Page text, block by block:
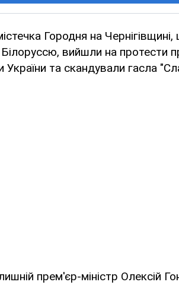
Городня на
вийшли на протести
та скандували гасла
прем'єр-міністр Олексій